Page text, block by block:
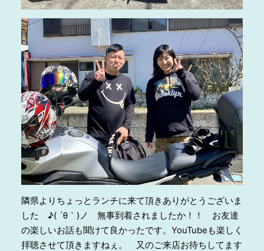
隣県よりちょっとランチに来て頂きありがとうございま
した ♪( ´θ｀)ノ 無事到着されましたか！！ お友達
の楽しいお話も聞けて良かったです。YouTubeも楽しく
拝聴させて頂きますねぇ。 又のご来店お待ちしてます